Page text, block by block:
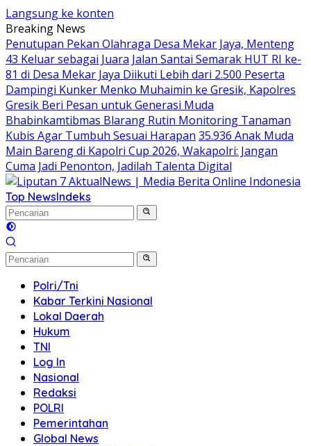
Langsung ke konten
Breaking News
Penutupan Pekan Olahraga Desa Mekar Jaya, Menteng
43 Keluar sebagai Juara Jalan Santai Semarak HUT RI ke-
81 di Desa Mekar Jaya Diikuti Lebih dari 2.500 Peserta
Dampingi Kunker Menko Muhaimin ke Gresik, Kapolres
Gresik Beri Pesan untuk Generasi Muda
Bhabinkamtibmas Blarang Rutin Monitoring Tanaman
Kubis Agar Tumbuh Sesuai Harapan 35.936 Anak Muda
Main Bareng di Kapolri Cup 2026, Wakapolri: Jangan
Cuma Jadi Penonton, Jadilah Talenta Digital
Top NewsIndeks
Polri/Tni
Kabar Terkini Nasional
Lokal Daerah
Hukum
TNI
Log In
Nasional
Redaksi
POLRI
Pemerintahan
Global News